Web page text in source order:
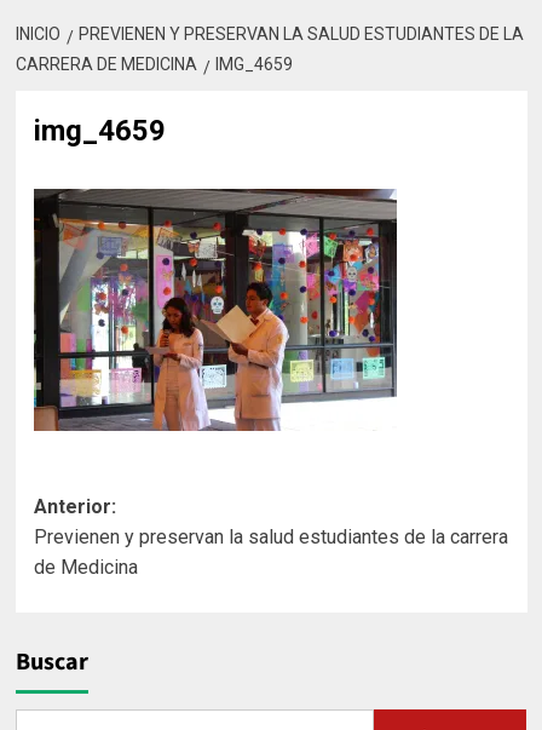
INICIO
PREVIENEN Y PRESERVAN LA SALUD ESTUDIANTES DE LA
CARRERA DE MEDICINA
IMG_4659
img_4659
Navegación
de
Anterior:
Previenen y preservan la salud estudiantes de la carrera
de Medicina
Buscar